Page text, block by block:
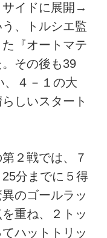
イドに展開→
、トルシエ監
『オートマテ
その後も39
、４－１の大
しいスタート
２戦では、７
分までに５得
のゴールラッ
重ね、２トッ
ハットトリッ